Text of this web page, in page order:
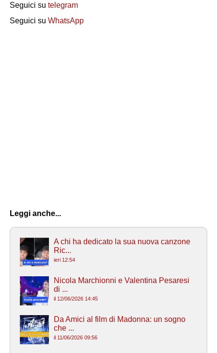
Seguici su telegram
Seguici su WhatsApp
Leggi anche...
A chi ha dedicato la sua nuova canzone
Ric...
ieri 12:54
Nicola Marchionni e Valentina Pesaresi
di ...
il 12/06/2026 14:45
Da Amici al film di Madonna: un sogno
che ...
il 11/06/2026 09:56